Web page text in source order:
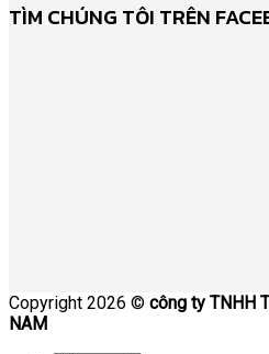
TÌM CHÚNG TÔI TRÊN
Copyright 2026 © công ty TNHH
NAM